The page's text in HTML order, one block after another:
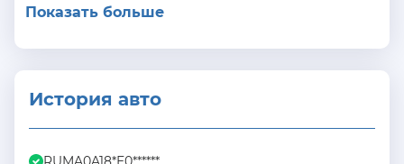
Показать больше
История авто